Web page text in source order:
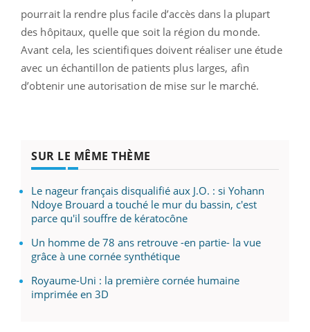
pourrait la rendre plus facile d’accès dans la plupart
des hôpitaux, quelle que soit la région du monde.
Avant cela, les scientifiques doivent réaliser une étude
avec un échantillon de patients plus larges, afin
d’obtenir une autorisation de mise sur le marché.
SUR LE MÊME THÈME
Le nageur français disqualifié aux J.O. : si Yohann
Ndoye Brouard a touché le mur du bassin, c'est
parce qu'il souffre de kératocône
Un homme de 78 ans retrouve -en partie- la vue
grâce à une cornée synthétique
Royaume-Uni : la première cornée humaine
imprimée en 3D